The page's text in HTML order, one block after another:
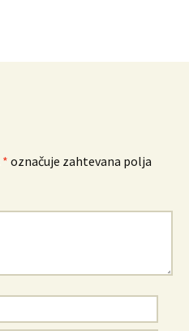
* označuje zahtevana polja